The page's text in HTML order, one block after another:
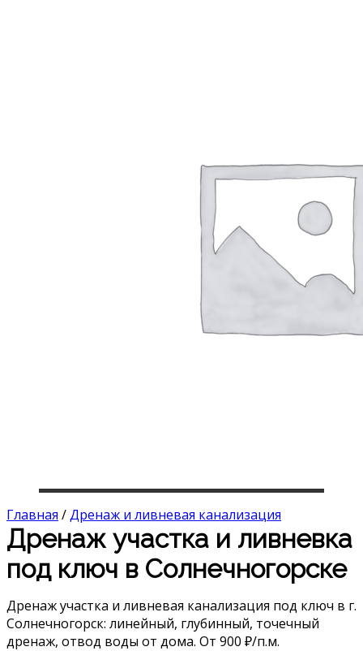
Главная /Дренаж и ливневая канализация
Дренаж участка и ливневка
под ключ в Солнечногорске
Дренаж участка и ливневая канализация под ключ в г.
Солнечногорск: линейный, глубинный, точечный
дренаж, отвод воды от дома. От 900 ₽/п.м.